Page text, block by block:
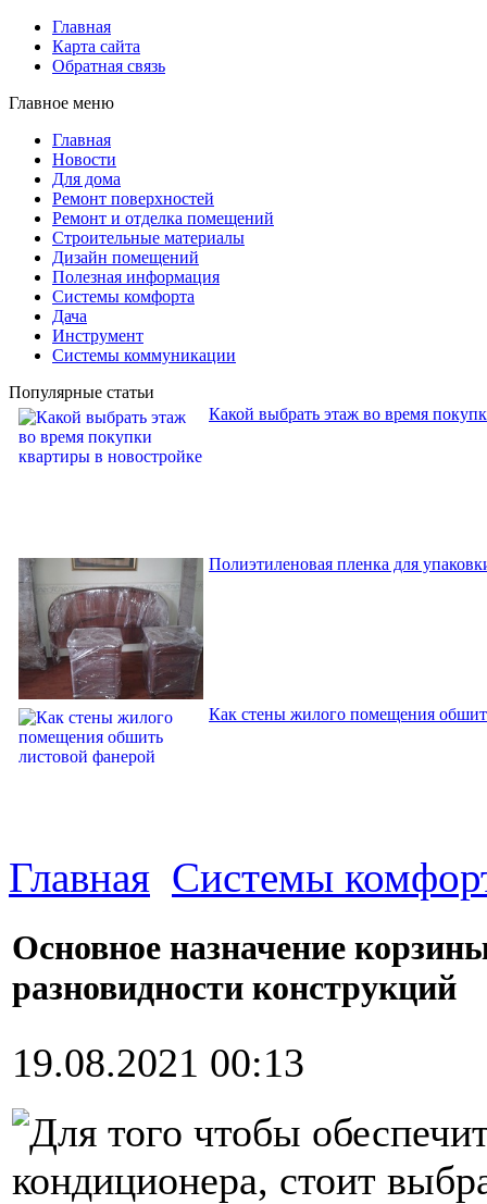
Главная
Карта сайта
Обратная связь
Главное меню
Главная
Новости
Для дома
Ремонт поверхностей
Ремонт и отделка помещений
Строительные материалы
Дизайн помещений
Полезная информация
Системы комфорта
Дача
Инструмент
Системы коммуникации
Популярные статьи
Какой выбрать этаж во время
Полиэтиленовая пленка для
Как стены жилого помещения
Главная Системы
Основное назначение
разновидности конструкций
19.08.2021 00:13
Для того чтобы
кондиционера, стоит